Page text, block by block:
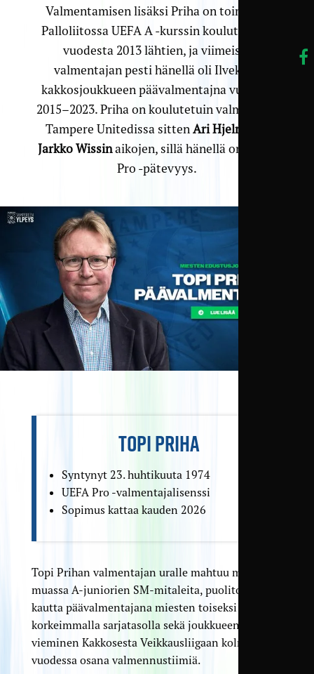
Valmentamisen lisäksi Priha on toiminut
Palloliitossa UEFA A -kurssin kouluttajana
vuodesta 2013 lähtien, ja viimeisin
valmentajan pesti hänellä oli Ilveksen
kakkos­joukkueen päävalmentajna vuosina
2015–2023. Priha on koulutetuin valmentaja
Tampere Unitedissa sittenAri Hjelmin
Jarkko Wissinaikojen, sillä hänellä on UEFA
Pro -pätevyys.
TOPI PRIHA
Syntynyt 23. huhtikuuta 1974
UEFA Pro -valmentajalisenssi
Sopimus kattaa kauden 2026
Topi Prihan valmentajan uralle mahtuu muun
muassa A-juniorien SM-mitaleita, puolitoista
kautta päävalmentajana miesten toiseksi
korkeimmalla sarjatasolla sekä joukkueen
vieminen Kakkosesta Veikkausliigaan kolmessa
vuodessa osana valmennustiimiä.